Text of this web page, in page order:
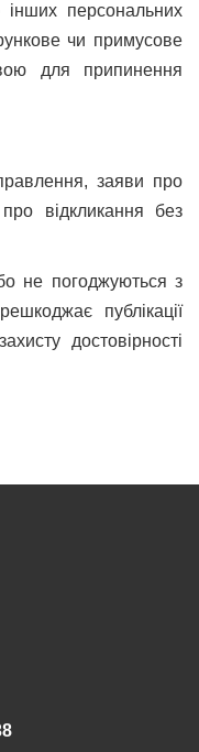
персональних
чи примусове
для припинення
заяви про
відкликання без
не погоджуються з
публікації
достовірності